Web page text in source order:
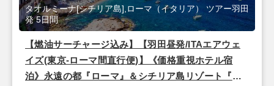
【燃油サーチャージ込み】【羽田昼発/ITAエアウェ
イズ(東京-ローマ間直行便)】《価格重視ホテル宿
泊》永遠の都『ローマ』＆シチリア島リゾート『タ
タオルミーナ[シチリア島],ローマ（イタリア） ツアー羽田
発 5日間